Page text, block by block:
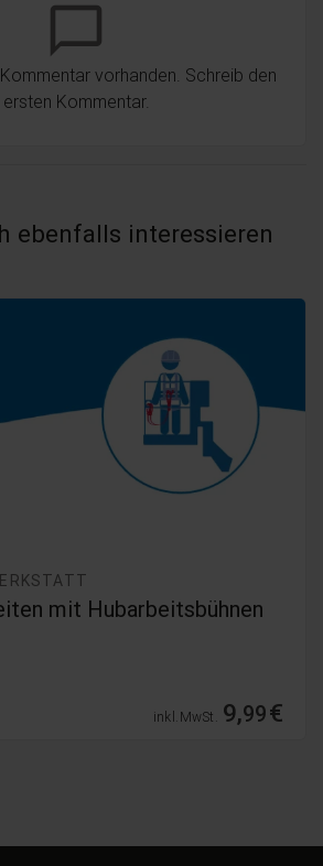
chat_bubble_outline
vorhanden. Schreib den
ersten Kommentar.
ebenfalls interessieren
mit Hubarbeitsbühnen
inkl. MwSt. 9,99€